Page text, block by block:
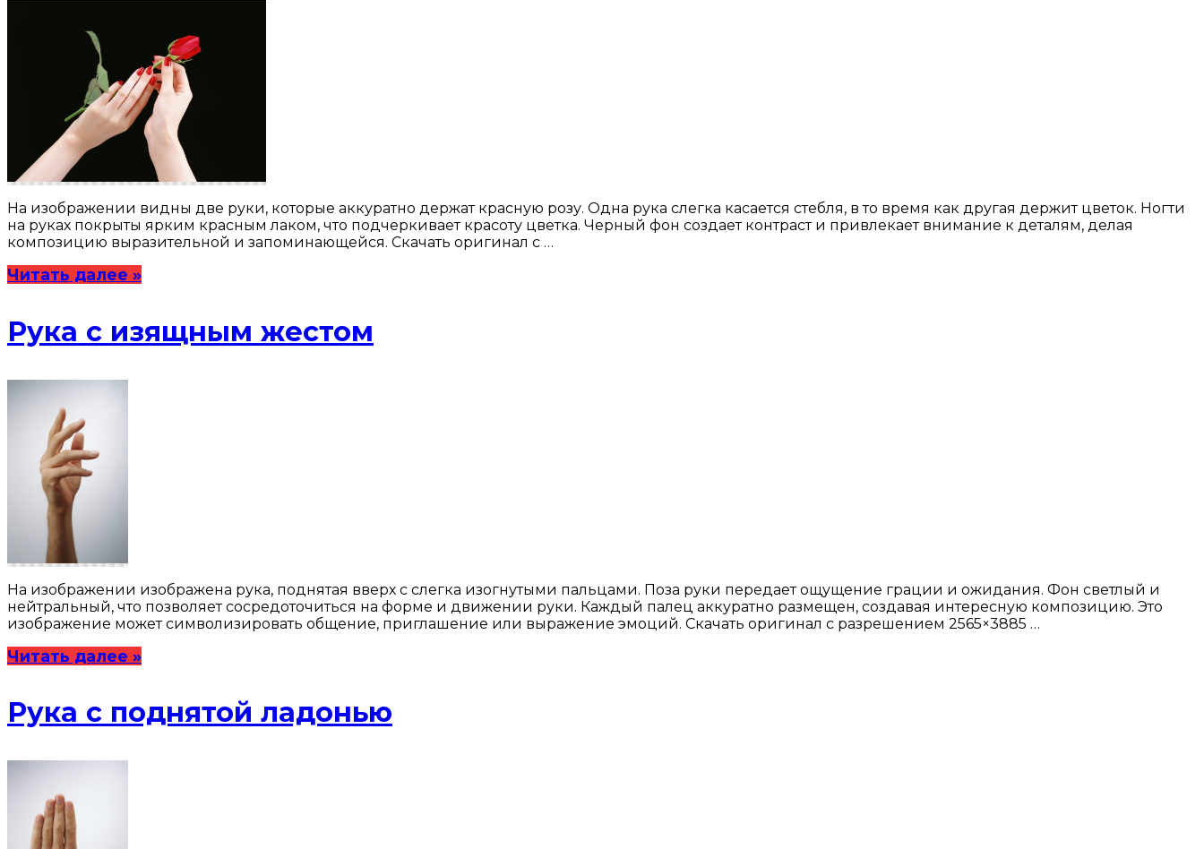
На изображении видны две руки, которые аккуратно держат красную розу. Одна рука слегка касается стебля, в то время как другая держит цветок. Ногти
на руках покрыты ярким красным лаком, что подчеркивает красоту цветка. Черный фон создает контраст и привлекает внимание к деталям, делая
композицию выразительной и запоминающейся. Скачать оригинал с …
Читать далее »
Рука с изящным жестом
На изображении изображена рука, поднятая вверх с слегка изогнутыми пальцами. Поза руки передает ощущение грации и ожидания. Фон светлый и
нейтральный, что позволяет сосредоточиться на форме и движении руки. Каждый палец аккуратно размещен, создавая интересную композицию. Это
изображение может символизировать общение, приглашение или выражение эмоций. Скачать оригинал с разрешением 2565×3885 …
Читать далее »
Рука с поднятой ладонью